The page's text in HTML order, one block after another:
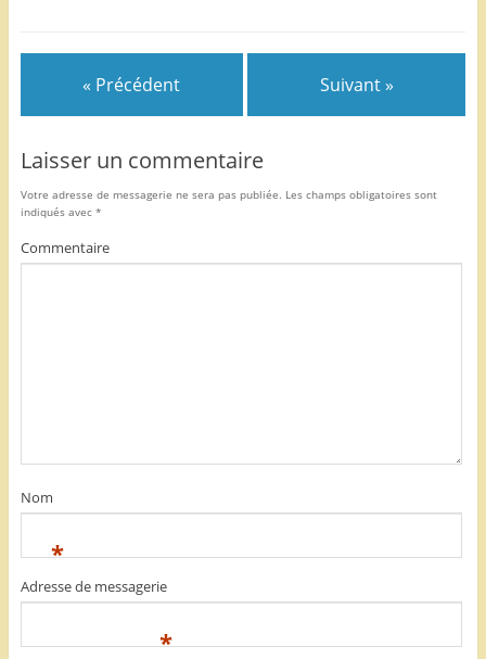
o
« Précédent Suivant »
Laisser un commentaire
Votre adresse de messagerie ne sera pas publiée. Les champs obligatoires sont
indiqués avec *
Commentaire
Nom
*
Adresse de messagerie
*